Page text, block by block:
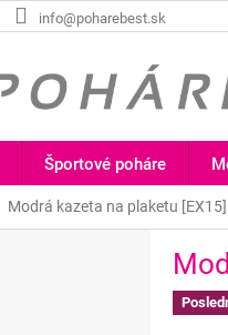
info@poharebest.sk
Športové poháre
Modrá kazeta na plaketu [EX15]